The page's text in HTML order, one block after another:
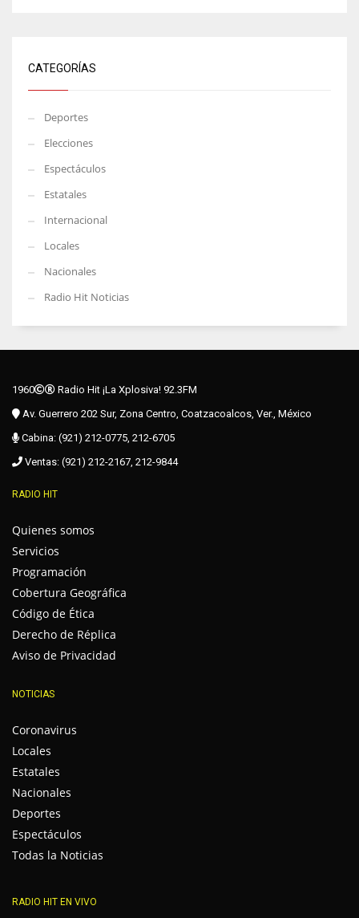
CATEGORÍAS
Deportes
Elecciones
Espectáculos
Estatales
Internacional
Locales
Nacionales
Radio Hit Noticias
1960
Radio Hit ¡La Xplosiva! 92.3FM
Av. Guerrero 202 Sur, Zona Centro, Coatzacoalcos, Ver., México
Cabina: (921) 212-0775, 212-6705
Ventas: (921) 212-2167, 212-9844
RADIO HIT
Quienes somos
Servicios
Programación
Cobertura Geográfica
Código de Ética
Derecho de Réplica
Aviso de Privacidad
NOTICIAS
Coronavirus
Locales
Estatales
Nacionales
Deportes
Espectáculos
Todas la Noticias
RADIO HIT EN VIVO